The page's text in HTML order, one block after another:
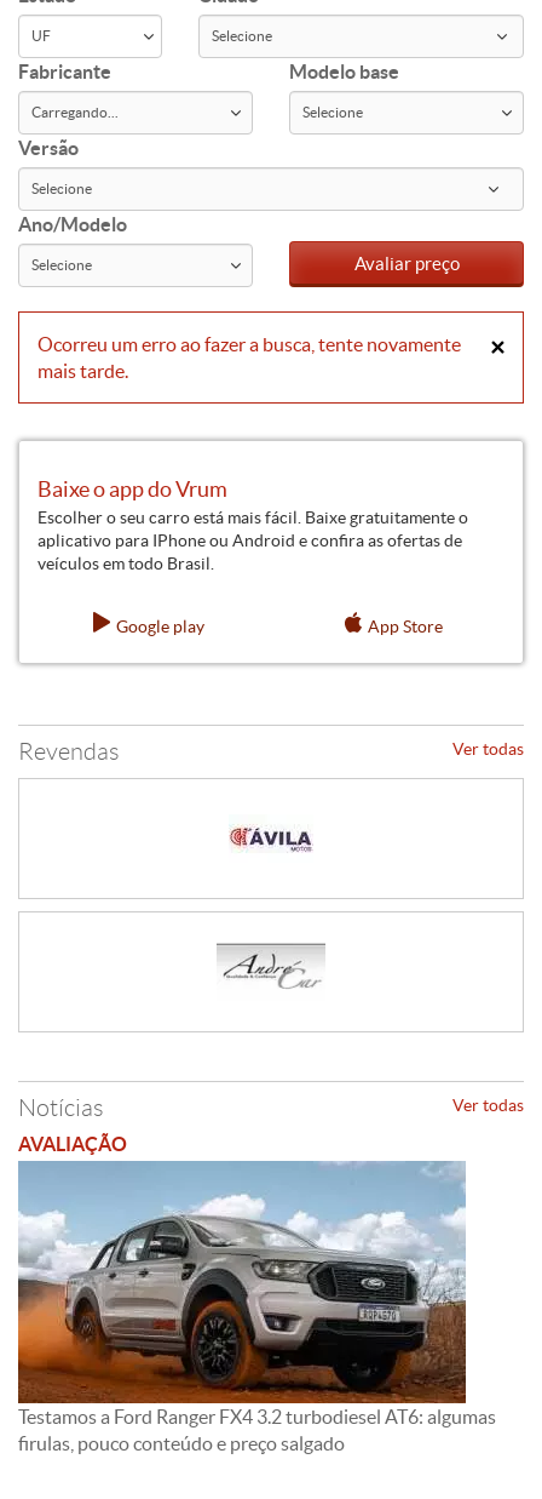
Fabricante Modelo base
Versão
Ano/Modelo
Avaliar preço
×
Ocorreu um erro ao fazer a busca, tente novamente
mais tarde.
Baixe o app do Vrum
Escolher o seu carro está mais fácil. Baixe gratuitamente o
aplicativo para IPhone ou Android e confira as ofertas de
veículos em todo Brasil.
Google play App Store
Revendas Ver todas
Notícias Ver todas
AVALIAÇÃO
Testamos a Ford Ranger FX4 3.2 turbodiesel AT6: algumas
firulas, pouco conteúdo e preço salgado